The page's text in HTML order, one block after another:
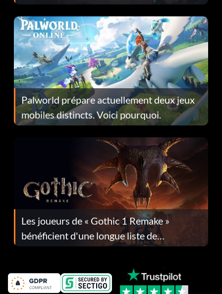
Fans Are Hopeful
Palworld prépare actuellement deux jeux
mobiles distincts. Voici pourquoi.
Les joueurs de « Gothic 1 Remake »
bénéficient d'une longue liste de
corrections dans la mise à jour 1.0.4